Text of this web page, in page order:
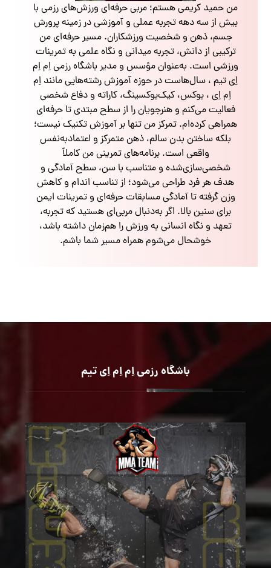
من حمید کریمی هستم؛ مربی حرفه‌ای ورزش‌های رزمی با
بیش از سه دهه تجربه عملی و آموزشی در زمینه پرورش
جسم، ذهن و شخصیت ورزشکاران. مسیر حرفه‌ای من
ترکیبی از دانش، تجربه میدانی و نگاه علمی به تمرینات
ورزشی است. به‌عنوان مؤسس و مدیر باشگاه رزمی اِم اِم
اِی تیم ، سال‌هاست در حوزه آموزش رشته‌هایی مانند اِم
اِم اِی ، بوکس، کیک‌بوکسینگ، کاراته و دفاع شخصی
فعالیت می‌کنم و هنرجویان را از سطح مبتدی تا حرفه‌ای
همراهی کرده‌ام. تمرکز من تنها بر آموزش تکنیک نیست؛
بلکه ساختن بدن سالم، ذهن متمرکز و اعتمادبه‌نفس
واقعی است. برنامه‌های تمرینی من کاملاً
شخصی‌سازی‌شده و متناسب با سن، سطح آمادگی و
هدف هر فرد طراحی می‌شود؛ از تناسب اندام و کاهش
وزن گرفته تا آمادگی مسابقات حرفه‌ای و تمرینات ایمن
برای سنین بالا. اگر به‌دنبال مربی‌ای هستید که تجربه،
تعهد و نگاه انسانی به ورزش را هم‌زمان داشته باشد،
خوشحال می‌شوم همراه مسیر شما باشم.
باشگاه رزمی اِم اِم اِی تیم